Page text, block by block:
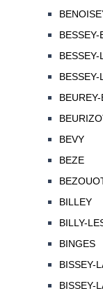
BEVY
BEZE
BILLEY
BILLY-
BINGES
BISSEY-
BISSEY-